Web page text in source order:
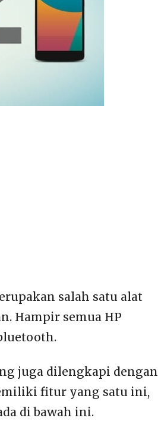
salah satu alat
Hampir semua HP
juga dilengkapi dengan
fitur yang satu ini,
di bawah ini.